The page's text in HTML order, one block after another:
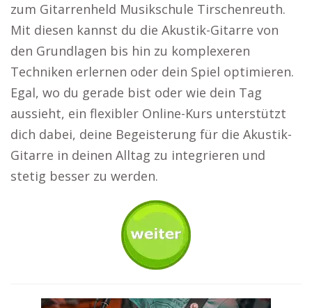
zum Gitarrenheld Musikschule Tirschenreuth.
Mit diesen kannst du die Akustik-Gitarre von
den Grundlagen bis hin zu komplexeren
Techniken erlernen oder dein Spiel optimieren.
Egal, wo du gerade bist oder wie dein Tag
aussieht, ein flexibler Online-Kurs unterstützt
dich dabei, deine Begeisterung für die Akustik-
Gitarre in deinen Alltag zu integrieren und
stetig besser zu werden.